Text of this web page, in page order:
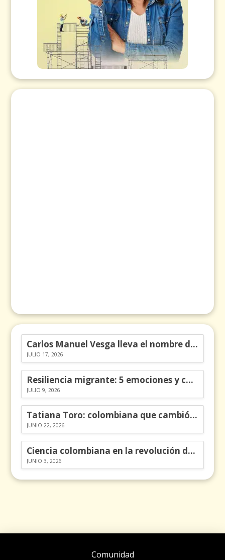
Carlos Manuel Vesga lleva el nombre de Colombia a los Emmy
JULIO 17, 2026
Resiliencia migrante: 5 emociones y cómo gestionarlas
JULIO 9, 2026
Tatiana Toro: colombiana que cambió la historia de las matemáticas
JUNIO 22, 2026
Ciencia colombiana en la revolución de los órganos en chips
JUNIO 3, 2026
Comunidad